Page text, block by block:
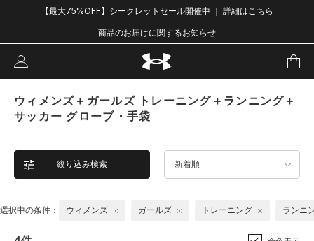
【最大75%OFF】シークレットセール開催中 ｜ 詳細はこちら
商品のお届けに関するお知らせ
ウィメンズ＋ガールズ トレーニング＋ランニング＋
サッカー グローブ・手袋
絞り込み検索 新着順
選択中の条件： ウィメンズ ガールズ トレーニング ランニ